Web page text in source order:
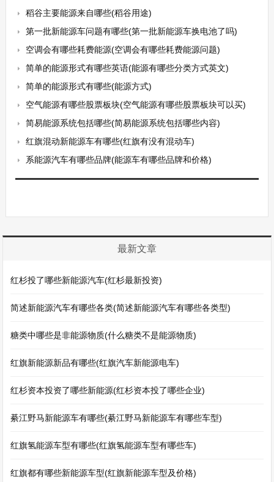
稻谷主要能源来自哪些(稻谷用途)
第一批新能源车问题有哪些(第一批新能源车换电池了吗)
空调会有哪些耗费能源(空调会有哪些耗费能源问题)
简单的能源形式有哪些英语(能源有哪些分类方式英文)
简单的能源形式有哪些(能源方式)
空气能源有哪些股票板块(空气能源有哪些股票板块可以买)
简易能源系统包括哪些(简易能源系统包括哪些内容)
红旗混动新能源车有哪些(红旗有没有混动车)
系能源汽车有哪些品牌(能源车有哪些品牌和价格)
最新文章
红杉投了哪些新能源汽车(红杉最新投资)
简述新能源汽车有哪些各类(简述新能源汽车有哪些各类型)
糖类中哪些是非能源物质(什么糖类不是能源物质)
红旗新能源新品有哪些(红旗汽车新能源电车)
红杉资本投资了哪些新能源(红杉资本投了哪些企业)
綦江野马新能源车有哪些(綦江野马新能源车有哪些车型)
红旗氢能源车型有哪些(红旗氢能源车型有哪些车)
红旗都有哪些新能源车型(红旗新能源车型及价格)